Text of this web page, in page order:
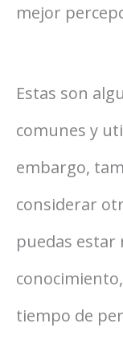
mejor
Estas son
comunes y
embargo,
considerar
puedas estar
tiempo de